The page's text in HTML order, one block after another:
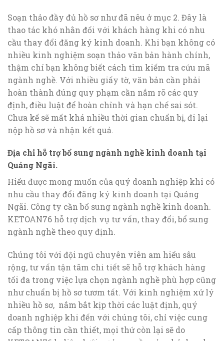
Soạn thảo đầy đủ hồ sơ như đã nêu ở mục 2. Đây là
thao tác khó nhằn đối với khách hàng khi có nhu
cầu thay đổi đăng ký kinh doanh. Khi bạn không có
nhiều kinh nghiệm soạn thảo văn bản hành chính,
thậm chí bạn không biết cách tìm kiếm tra cứu mã
ngành nghề. Với nhiều giấy tờ, văn bản cần phải
hoàn thành đúng quy phạm cần nắm rõ các quy
định, điều luật để hoàn chỉnh và hạn chế sai sót.
Chưa kế sẽ mất khá nhiều thời gian chuẩn bị, đi lại
nộp hồ sơ và nhận kết quả.
Địa chỉ hỗ trợ bổ sung ngành nghề kinh doanh tại
Quảng Ngãi.
Hiểu được mong muốn của quý doanh nghiệp khi có
nhu cầu thay đổi đăng ký kinh doanh tại Quảng
Ngãi. Công ty cần bổ sung ngành nghề kinh doanh.
KETOAN76 hỗ trợ dịch vụ tư vấn, thay đổi, bổ sung
ngành nghề theo quy định.
Chúng tôi với đội ngũ chuyên viên am hiểu sâu
rộng, tư vấn tận tâm chi tiết sẽ hỗ trợ khách hàng
tối đa trong việc lựa chọn ngành nghề phù hợp cũng
như chuẩn bị hồ sơ tươm tất. Với kinh nghiệm xử lý
nhiều hồ sơ, nắm bắt kịp thời các luật định, quý
doanh nghiệp khi đến với chúng tôi, chỉ việc cung
cấp thông tin cần thiết, mọi thứ còn lại sẽ do